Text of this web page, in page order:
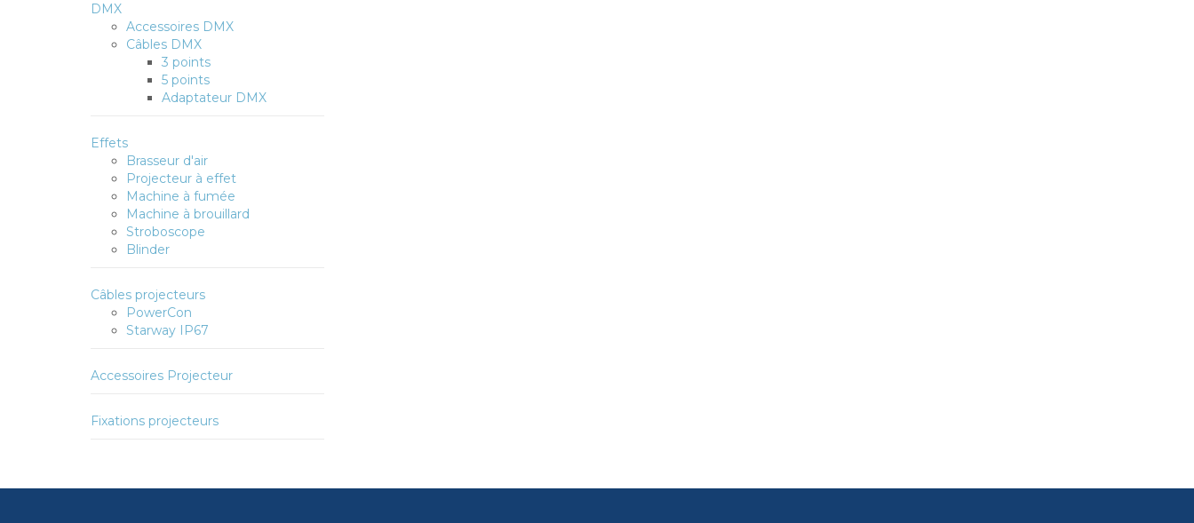
DMX
Accessoires DMX
Câbles DMX
3 points
5 points
Adaptateur DMX
Effets
Brasseur d'air
Projecteur à effet
Machine à fumée
Machine à brouillard
Stroboscope
Blinder
Câbles projecteurs
PowerCon
Starway IP67
Accessoires Projecteur
Fixations projecteurs